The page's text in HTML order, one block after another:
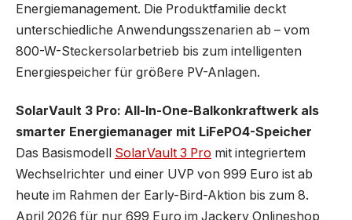
Energiemanagement. Die Produktfamilie deckt
unterschiedliche Anwendungsszenarien ab – vom
800-W-Steckersolarbetrieb bis zum intelligenten
Energiespeicher für größere PV-Anlagen.
SolarVault 3 Pro: All-In-One-Balkonkraftwerk als
smarter Energiemanager mit LiFePO4-Speicher
Das Basismodell SolarVault 3 Pro mit integriertem
Wechselrichter und einer UVP von 999 Euro ist ab
heute im Rahmen der Early-Bird-Aktion bis zum 8.
April 2026 für nur 699 Euro im Jackery Onlineshop